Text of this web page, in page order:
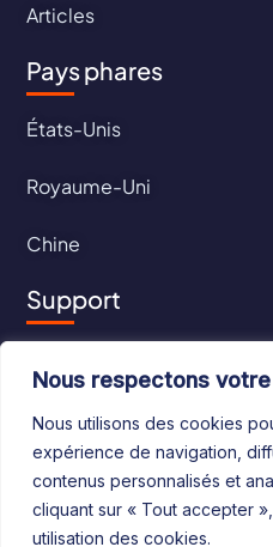
Nous respectons
Nous utilisons des cookies
expérience de navigation,
contenus personnalisés et
cliquant sur « Tout accepter
utilisation des cookies.
Articles
Pays phares
États-Unis
Royaume-Uni
Chine
Support
CGU
CGV